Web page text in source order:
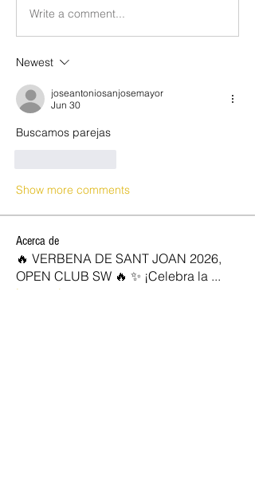
Write a comment...
Newest
joseantoniosanjosemayor
Jun 30
Buscamos parejas
Show more comments
Acerca de
🔥 VERBENA DE SANT JOAN 2026,
OPEN CLUB SW 🔥 ✨ ¡Celebra la ...
Leer más